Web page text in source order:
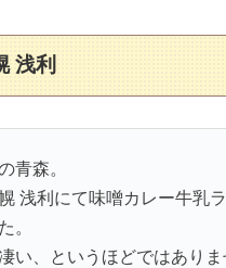
浅利
青森。
浅利にて味噌カレー牛乳
。
い、というほどではあり